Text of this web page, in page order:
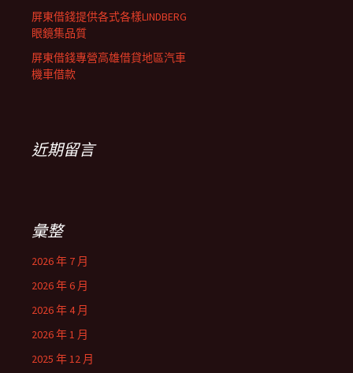
屏東借錢提供各式各樣LINDBERG
眼鏡集品質
屏東借錢專營高雄借貸地區汽車
機車借款
近期留言
彙整
2026 年 7 月
2026 年 6 月
2026 年 4 月
2026 年 1 月
2025 年 12 月